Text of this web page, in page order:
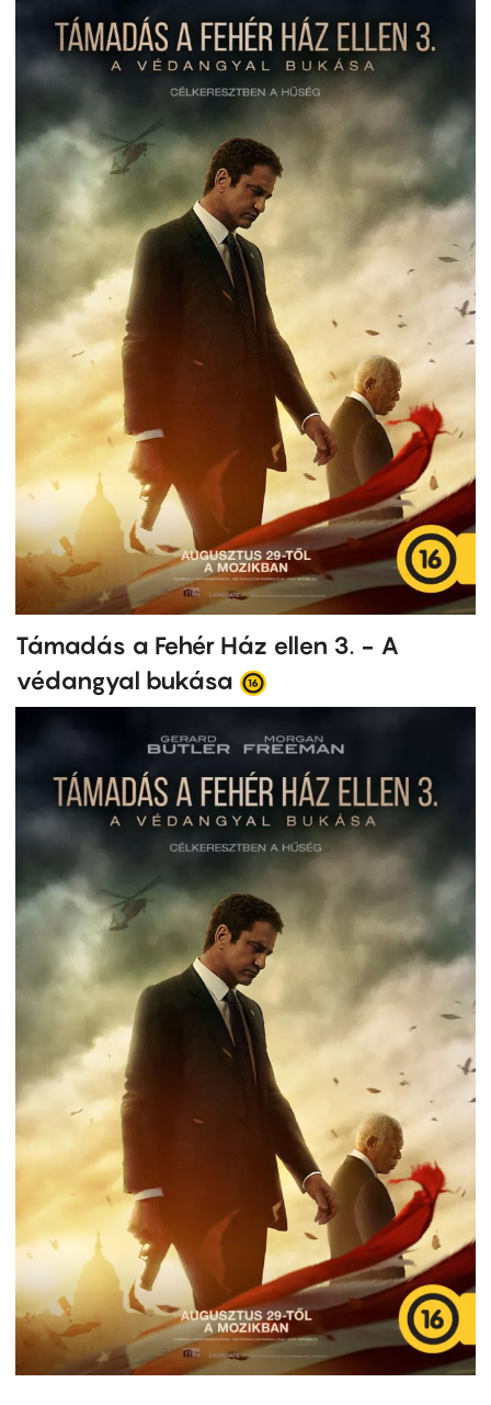
Támadás a Fehér Ház ellen 3. - A
védangyal bukása